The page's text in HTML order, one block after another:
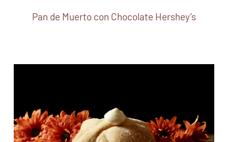
Pan de Muerto con Chocolate Hershey’s